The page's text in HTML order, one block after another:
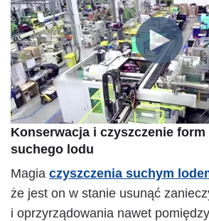
Konserwacja i czyszczenie form
suchego lodu
Magia czyszczenia suchym
że jest on w stanie usunąć
i oprzyrządowania nawet